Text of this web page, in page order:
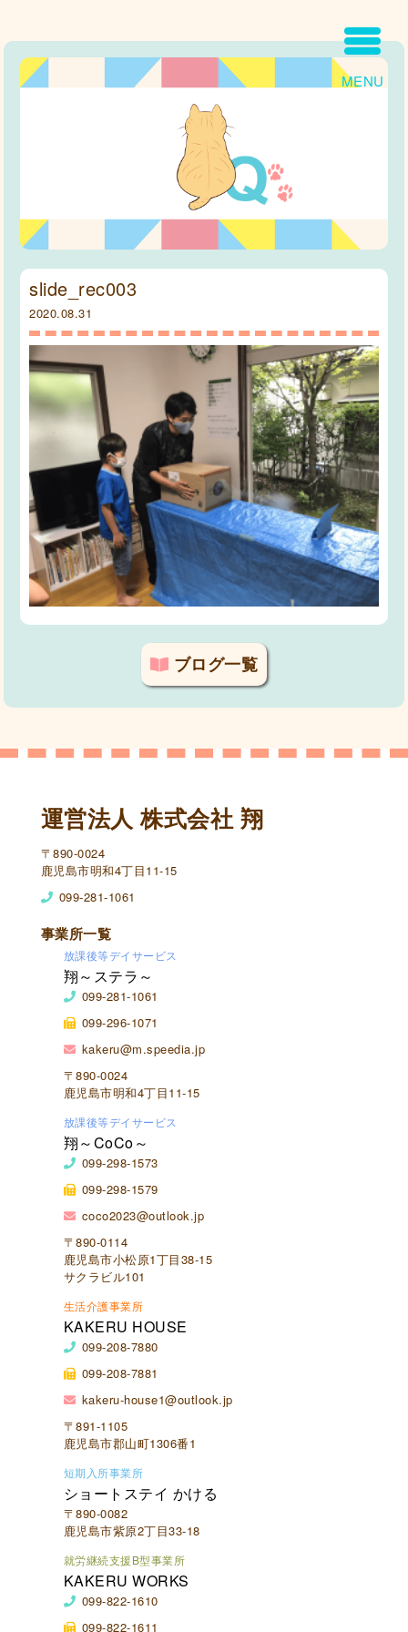
MENU
slide_rec003
2020.08.31
ブログ一覧
運営法人 株式会社 翔
〒890-0024
鹿児島市明和4丁目11-15
099-281-1061
事業所一覧
放課後等デイサービス
翔～ステラ～
099-281-1061
099-296-1071
kakeru@m.speedia.jp
〒890-0024
鹿児島市明和4丁目11-15
放課後等デイサービス
翔～CoCo～
099-298-1573
099-298-1579
coco2023@outlook.jp
〒890-0114
鹿児島市小松原1丁目38-15
サクラビル101
生活介護事業所
KAKERU HOUSE
099-208-7880
099-208-7881
kakeru-house1@outlook.jp
〒891-1105
鹿児島市郡山町1306番1
短期入所事業所
ショートステイ かける
〒890-0082
鹿児島市紫原2丁目33-18
就労継続支援B型事業所
KAKERU WORKS
099-822-1610
099-822-1611